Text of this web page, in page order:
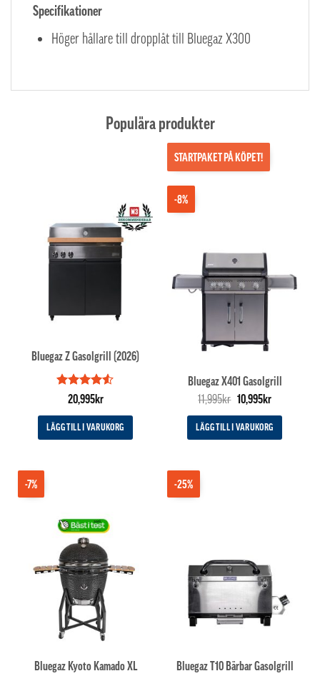
Specifikationer
Höger hållare till dropplåt till Bluegaz X300
Populära produkter
Bluegaz Z Gasolgrill (2026)
Betygsatt
av 5
20,995kr
LÄGG TILL I VARUKORG
-8%
STARTPAKET PÅ KÖPET!
Bluegaz X401 Gasolgrill
11,995kr Det
priset
var:
10,995krDet
priset
är:
LÄGG TILL I VARUKORG
-7%
Bluegaz Kyoto Kamado XL
-25%
Bluegaz T10 Bärbar Gasolgrill